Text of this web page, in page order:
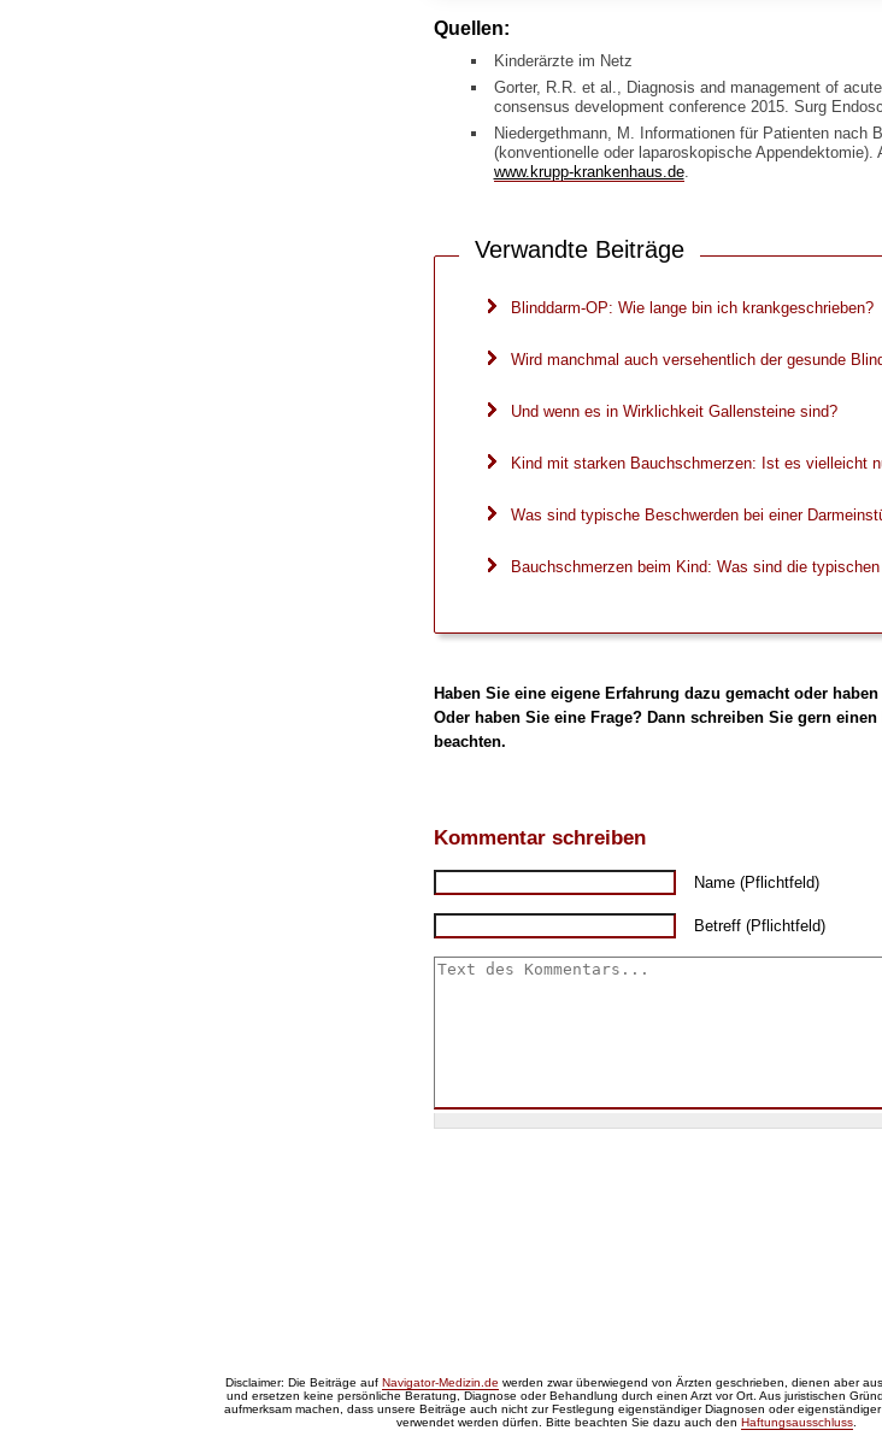
Quellen:
Kinderärzte im Netz
Gorter, R.R. et al., Diagnosis and management of
consensus development conference 2015. Surg
Niedergethmann, M. Informationen für Patienten nach
(konventionelle oder laparoskopische Appendektomie).
www.krupp-krankenhaus.de.
Verwandte Beiträge
Blinddarm-OP: Wie lange bin ich krankgeschrieben?
Wird manchmal auch versehentlich der gesunde
Und wenn es in Wirklichkeit Gallensteine sind?
Kind mit starken Bauchschmerzen: Ist es vielleicht
Was sind typische Beschwerden bei einer
Bauchschmerzen beim Kind: Was sind die
Haben Sie eine eigene Erfahrung dazu gemacht oder
Oder haben Sie eine Frage? Dann schreiben Sie gern
beachten.
Kommentar schreiben
Name (Pflichtfeld)
Betreff (Pflichtfeld)
Disclaimer: Die Beiträge auf Navigator-Medizin.de werden zwar überwiegend von Ärzten geschrieben, dienen aber
und ersetzen keine persönliche Beratung, Diagnose oder Behandlung durch einen Arzt vor Ort. Aus juristischen
aufmerksam machen, dass unsere Beiträge auch nicht zur Festlegung eigenständiger Diagnosen oder
verwendet werden dürfen. Bitte beachten Sie dazu auch den Haftungsausschluss.